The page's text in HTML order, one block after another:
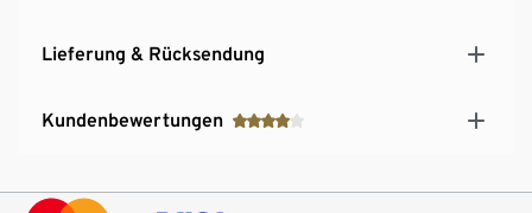
Lieferung & Rücksendung
Kundenbewertungen